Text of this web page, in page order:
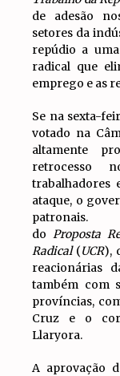
de adesão
setores da
repúdio a
radical que
emprego e as
Se na sexta-
votado na
altamente
retrocesso
trabalhadores
ataque, o
do Proposta
Radical (UCR),
reacionárias
também com
províncias,
Cruz e o
Llaryora.
A aprovação